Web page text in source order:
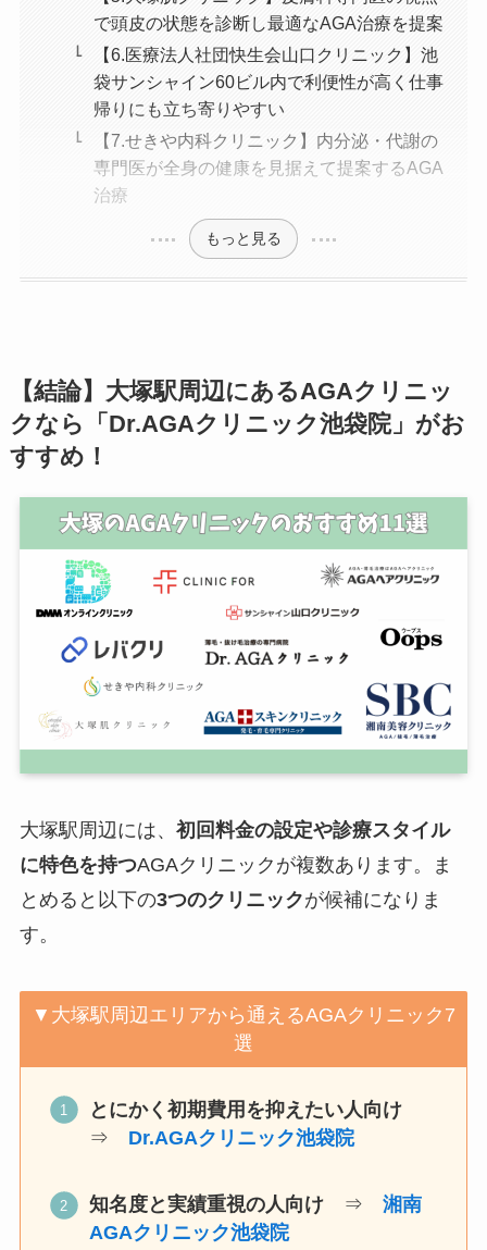
で頭皮の状態を診断し最適なAGA治療を提案
【6.医療法人社団快生会山口クリニック】池
袋サンシャイン60ビル内で利便性が高く仕事
帰りにも立ち寄りやすい
【7.せきや内科クリニック】内分泌・代謝の
専門医が全身の健康を見据えて提案するAGA
治療
もっと見る
【結論】大塚駅周辺にあるAGAクリニッ
クなら「Dr.AGAクリニック池袋院」がお
すすめ！
大塚駅周辺には、 初回料金の設定や診療スタイル
に特色を持つAGAクリニックが複数あります。ま
とめると以下の3つのクリニックが候補になりま
す。
▼大塚駅周辺エリアから通えるAGAクリニック7
選
とにかく初期費用を抑えたい人向け
⇒ Dr.AGAクリニック池袋院
知名度と実績重視の人向け⇒ 湘南
AGAクリニック池袋院